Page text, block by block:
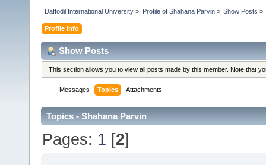
Daffodil International University » Profile of Shahana Parvin» Show Posts »
Profile Info
Show Posts
This section allows you to view all posts made by this member. Note that
Messages Topics Attachments
Topics - Shahana Parvin
Pages: 1 [2]